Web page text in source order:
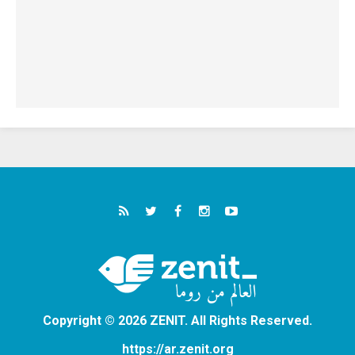
Copyright © 2026 ZENIT. All Rights Reserved.
https://ar.zenit.org